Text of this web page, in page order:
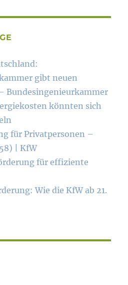
gibt neuen
Bundesingenieurkammer
könn­ten sich
für Privatpersonen –
| KfW
für effiziente
Wie die KfW ab 21.